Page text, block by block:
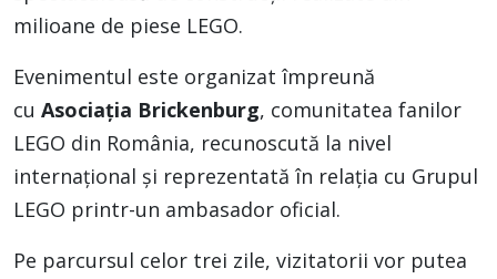
milioane de piese LEGO.
Evenimentul este organizat împreună
cu Asociația Brickenburg, comunitatea fanilor
LEGO din România, recunoscută la nivel
internațional și reprezentată în relația cu Grupul
LEGO printr-un ambasador oficial.
Pe parcursul celor trei zile, vizitatorii vor putea